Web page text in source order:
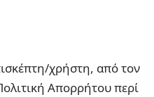
χρήστη, από τον
Απορρήτου περί